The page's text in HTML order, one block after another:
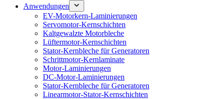
Anwendungen
EV-Motorkern-Laminierungen
Servomotor-Kernschichten
Kaltgewalzte Motorbleche
Lüftermotor-Kernschichten
Stator-Kernbleche für Generatoren
Schrittmotor-Kernlaminate
Motor-Laminierungen
DC-Motor-Laminierungen
Stator-Kernbleche für Generatoren
Linearmotor-Stator-Kernschichten